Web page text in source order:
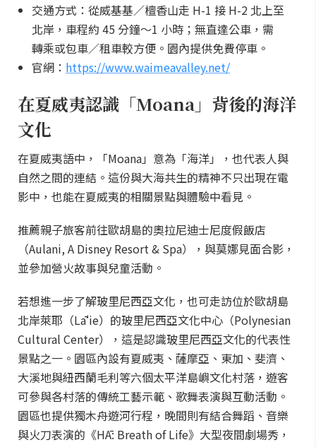
交通方式：從威基基／檀香山走 H-1 接 H-2 北上至
北岸，車程約 45 分鐘～1 小時；無直達公車，需
轉乘或包車／租車較方便。園內提供免費停車。
官網： https://www.waimeavalley.net/
在夏威夷認識「Moana」背後的海洋
文化
在夏威夷語中，「Moana」意為「海洋」，也代表人與
自然之間的連結。這份與大海共生的精神不只出現在電
影中，也能在夏威夷的相關景點與體驗中看見。
推薦親子旅客前往歐胡島的奧拉尼迪士尼度假飯店
（Aulani, A Disney Resort & Spa），與莫娜見面合影，
並參加營火故事與兒童活動。
若想進一步了解玻里尼西亞文化，也可走訪位於歐胡島
北岸萊耶（Lāʻie）的玻里尼西亞文化中心（Polynesian
Cultural Center），這是認識玻里尼西亞文化的代表性
景點之一。園區內設有夏威夷、薩摩亞、東加、斐濟、
大溪地與紐西蘭毛利等六個太平洋島嶼文化村落，遊客
可參與各村落的傳統工藝示範、歌舞表演與互動活動。
園區也提供獨木舟遊河行程，晚間則有結合舞蹈、音樂
與火刀表演的《HĀ: Breath of Life》大型夜間劇場秀，